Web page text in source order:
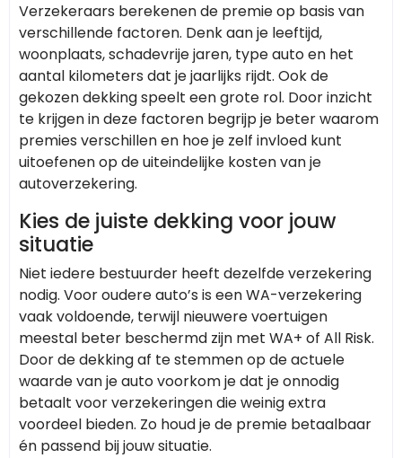
Verzekeraars berekenen de premie op basis van
verschillende factoren. Denk aan je leeftijd,
woonplaats, schadevrije jaren, type auto en het
aantal kilometers dat je jaarlijks rijdt. Ook de
gekozen dekking speelt een grote rol. Door inzicht
te krijgen in deze factoren begrijp je beter waarom
premies verschillen en hoe je zelf invloed kunt
uitoefenen op de uiteindelijke kosten van je
autoverzekering.
Kies de juiste dekking voor jouw
situatie
Niet iedere bestuurder heeft dezelfde verzekering
nodig. Voor oudere auto’s is een WA-verzekering
vaak voldoende, terwijl nieuwere voertuigen
meestal beter beschermd zijn met WA+ of All Risk.
Door de dekking af te stemmen op de actuele
waarde van je auto voorkom je dat je onnodig
betaalt voor verzekeringen die weinig extra
voordeel bieden. Zo houd je de premie betaalbaar
én passend bij jouw situatie.